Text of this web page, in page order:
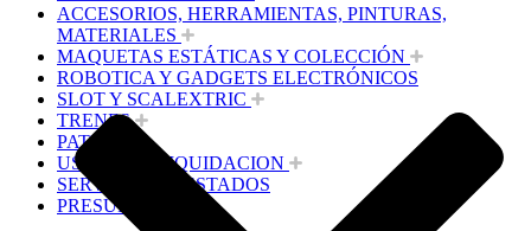
ACCESORIOS, HERRAMIENTAS, PINTURAS,
MATERIALES
MAQUETAS ESTÁTICAS Y COLECCIÓN
ROBOTICA Y GADGETS ELECTRÓNICOS
SLOT Y SCALEXTRIC
TRENES
PATINES
USADOS Y LIQUIDACION
SERVICIOS PRESTADOS
PRESUPUESTOS